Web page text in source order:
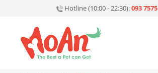
Hotline (10:00 - 22:30):093